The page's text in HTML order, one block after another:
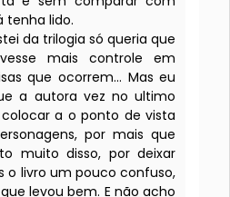
tenha lido.
da trilogia só queria que
mais controle em
que ocorrem... Mas eu
a autora vez no ultimo
a o ponto de vista
por mais que
muito disso, por deixar
o livro um pouco confuso,
levou bem. E não acho